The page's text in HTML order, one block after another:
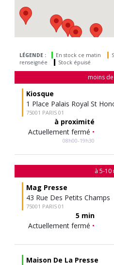
LÉGENDE : En stock ce matin
renseignée
Stock épuisé
moins
Kiosque
1 Place Palais Royal St
75001 PARIS 01
à proximité
Actuellement fermé •
08h00-19h30
à 5-10
Mag Presse
43 Rue Des Petits Champs
75001 PARIS 01
5 min
Actuellement fermé •
Maison De La Presse